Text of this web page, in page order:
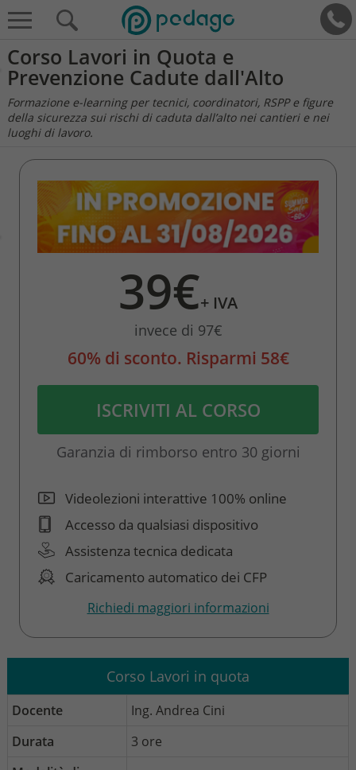
Corso Lavori in Quota e
Prevenzione Cadute dall'Alto
Formazione e-learning per tecnici, coordinatori, RSPP e figure
della sicurezza sui rischi di caduta dall’alto nei cantieri e nei
luoghi di lavoro.
39€+ IVA
invece di 97€
60% di sconto. Risparmi 58€
ISCRIVITI AL CORSO
Garanzia di rimborso entro 30 giorni
Videolezioni interattive 100% online
Accesso da qualsiasi dispositivo
Assistenza tecnica dedicata
Caricamento automatico dei CFP
Richiedi maggiori informazioni
Corso Lavori in quota
Docente
Ing. Andrea Cini
Durata
3 ore